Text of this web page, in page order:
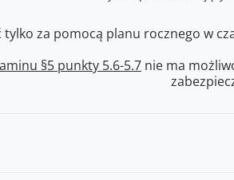
tylko za pomocą planu rocznego w
§5 punkty 5.6-5.7 nie ma